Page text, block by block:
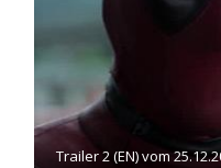
Trailer 2 (EN) vom